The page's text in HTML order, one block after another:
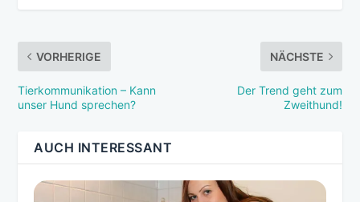
VORHERIGE
Tierkommunikation – Kann
unser Hund sprechen?
NÄCHSTE
Der Trend geht zum
Zweithund!
AUCH INTERESSANT